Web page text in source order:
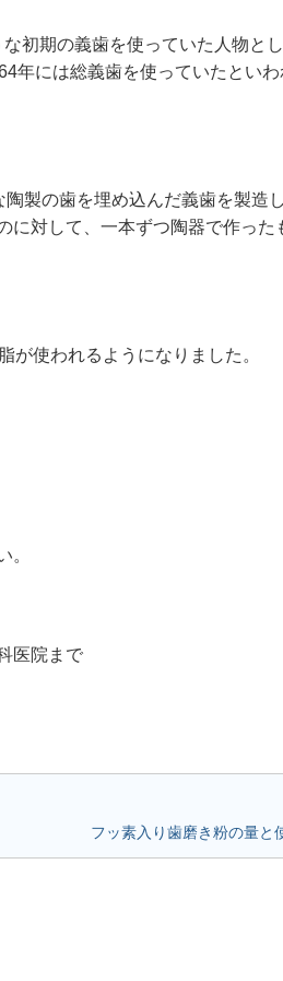
初期の義歯を使っていた人物と
年には総義歯を使っていたといわ
製の歯を埋め込んだ義歯を製造
対して、一本ずつ陶器で作った
が使われるようになりました。
。
医院まで
フッ素入り歯磨き粉の量と